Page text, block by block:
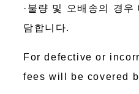
·불량 및 오배송의 경
담합니다.
For defective or
fees will be covered